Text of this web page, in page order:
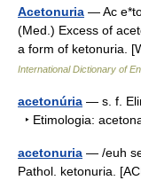
Acetonuria — Ac
(Med.) Excess of
a form of ketonuria.
International Dictionary of
acetonúria — s. f.
‣ Etimologia:
acetonuria — /euh
Pathol. ketonuria.